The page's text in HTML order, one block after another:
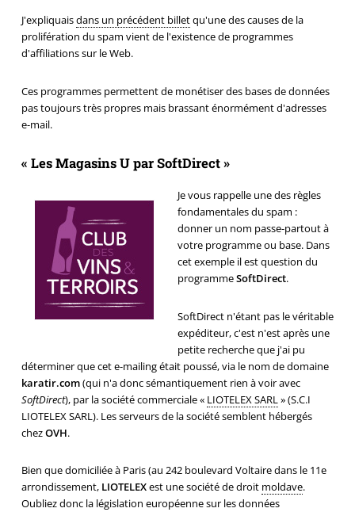
J'expliquaisdans un précédent billetqu'une des causes de la
prolifération du spam vient de l'existence de programmes
d'affiliations sur le Web.
Ces programmes permettent de monétiser des bases de données
pas toujours très propres mais brassant énormément d'adresses
e-mail.
« Les Magasins U par SoftDirect »
Je vous rappelle une des règles
fondamentales du spam :
donner un nom passe-partout à
votre programme ou base. Dans
cet exemple il est question du
programmeSoftDirect.
SoftDirect n'étant pas le véritable
expéditeur, c'est n'est après une
petite recherche que j'ai pu
déterminer que cet e-mailing était poussé, via le nom de domaine
karatir.com(qui n'a donc sémantiquement rien à voir avec
SoftDirect), par la société commerciale « LIOTELEX SARL » (S.C.I
LIOTELEX SARL). Les serveurs de la société semblent hébergés
chezOVH.
Bien que domiciliée à Paris (au 242 boulevard Voltaire dans le 11e
arrondissement, LIOTELEXest une société de droit moldave.
Oubliez donc la législation européenne sur les données